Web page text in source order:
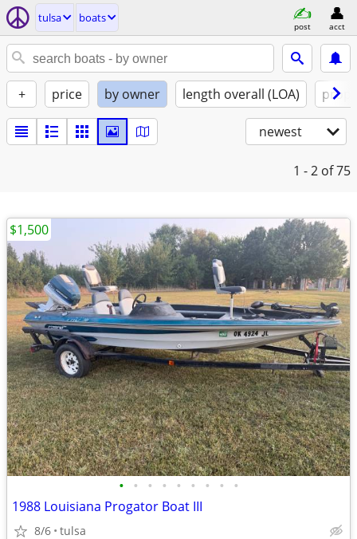
tulsa boats
post acct
+ price by owner length overall (LOA)
newest
1 - 2 of 75
• • • • • • • • •
1988 Louisiana Progator Boat III
8/6 tulsa
$1,500